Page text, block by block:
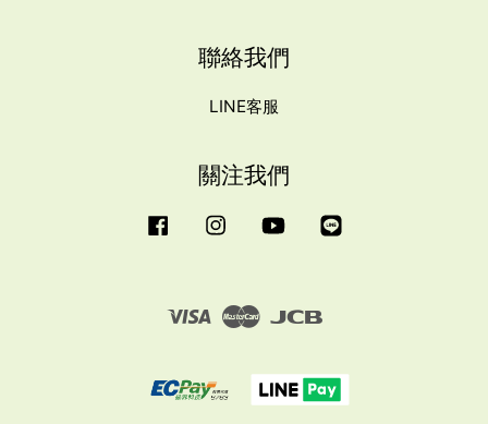
聯絡我們
LINE客服
關注我們
FacebookInstagramYouTube
Visa Master JCB